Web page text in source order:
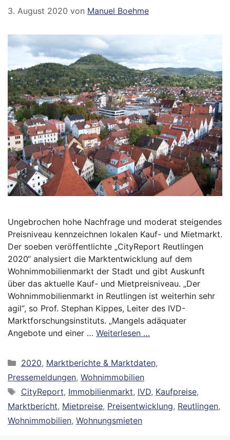
3. August 2020 von Manuel Boehme
Ungebrochen hohe Nachfrage und moderat steigendes
Preisniveau kennzeichnen lokalen Kauf- und Mietmarkt.
Der soeben veröffentlichte „CityReport Reutlingen
2020“ analysiert die Marktentwicklung auf dem
Wohnimmobilienmarkt der Stadt und gibt Auskunft
über das aktuelle Kauf- und Mietpreisniveau. „Der
Wohnimmobilienmarkt in Reutlingen ist weiterhin sehr
agil“, so Prof. Stephan Kippes, Leiter des IVD-
Marktforschungsinstituts. „Mangels adäquater
Angebote und einer … Weiterlesen …
Kategorien
2020, Marktberichte & Marktdaten,
Pressemeldungen, Wohnimmobilien
Schlagwörter
CityReport, Immobilienmarkt, IVD, Kaufpreise,
Marktbericht, Mietpreise, Preisentwicklung, Reutlingen,
Wohnimmobilien, Wohnungsmieten